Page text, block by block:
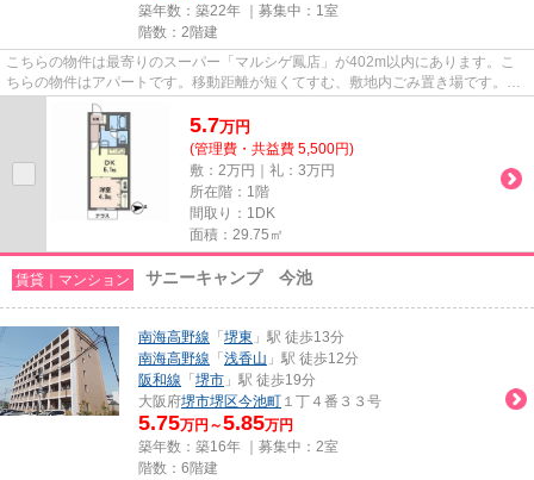
築年数：築22年 ｜募集中： 1室
階数：2階建
こちらの物件は最寄りのスーパー「マルシゲ鳳店」が402m以内にあります。こ
ちらの物件はアパートです。移動距離が短くてすむ、敷地内ごみ置き場です。2
駅利用可能なので、用途や行き先...
5.7万円
(管理費・共益費 5,500円)
敷：2万円｜礼：3万円
所在階：1階
間取り：1DK
面積：29.75㎡
賃貸｜マンション サニーキャンプ 今池
南海高野線 「 堺東 」駅 徒歩13分
南海高野線 「 浅香山 」駅 徒歩12分
阪和線 「 堺市 」駅 徒歩19分
大阪府堺市堺区今池町 １丁４番３３号
5.75万円～5.85万円
築年数：築16年 ｜募集中： 2室
階数：6階建